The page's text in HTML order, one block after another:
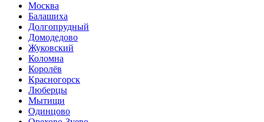
Москва
Балашиха
Долгопрудный
Домодедово
Жуковский
Коломна
Королёв
Красногорск
Люберцы
Мытищи
Одинцово